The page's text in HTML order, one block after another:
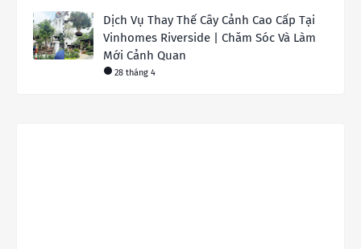
Dịch Vụ Thay Thế Cây Cảnh Cao Cấp Tại
Vinhomes Riverside | Chăm Sóc Và Làm
Mới Cảnh Quan
28 tháng 4